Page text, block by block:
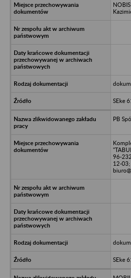
SEke
PB
96-
12-
SEke